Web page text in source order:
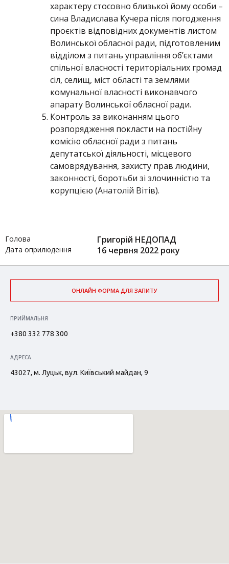
характеру стосовно близької йому особи –
сина Владислава Кучера після погодження
проєктів відповідних документів листом
Волинської обласної ради, підготовленим
відділом з питань управління об’єктами
спільної власності територіальних громад
сіл, селищ, міст області та землями
комунальної власності виконавчого
апарату Волинської обласної ради.
Контроль за виконанням цього
розпорядження покласти на постійну
комісію обласної ради з питань
депутатської діяльності, місцевого
самоврядування, захисту прав людини,
законності, боротьби зі злочинністю та
корупцією (Анатолій Вітів).
Голова Григорій НЕДОПАД
Дата оприлюдення 16 червня 2022 року
ОНЛАЙН ФОРМА ДЛЯ ЗАПИТУ
ПРИЙМАЛЬНЯ
+380 332 778 300
АДРЕСА
43027, м. Луцьк, вул. Київський майдан, 9